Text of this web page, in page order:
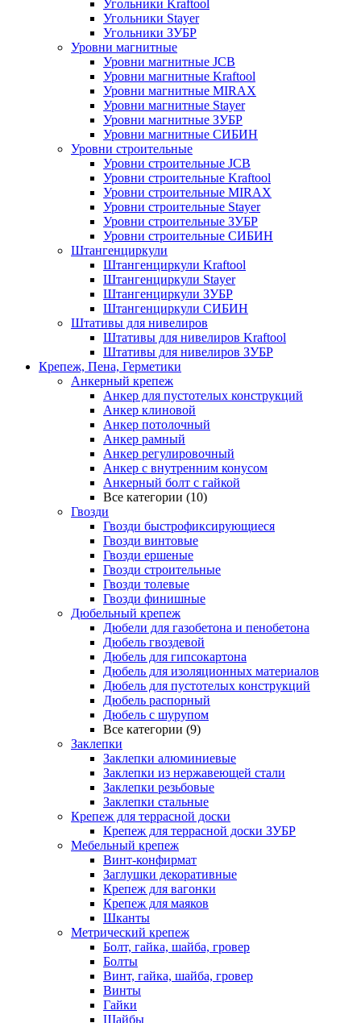
Угольники Kraftool
Угольники Stayer
Угольники ЗУБР
Уровни магнитные
Уровни магнитные JCB
Уровни магнитные Kraftool
Уровни магнитные MIRAX
Уровни магнитные Stayer
Уровни магнитные ЗУБР
Уровни магнитные СИБИН
Уровни строительные
Уровни строительные JCB
Уровни строительные Kraftool
Уровни строительные MIRAX
Уровни строительные Stayer
Уровни строительные ЗУБР
Уровни строительные СИБИН
Штангенциркули
Штангенциркули Kraftool
Штангенциркули Stayer
Штангенциркули ЗУБР
Штангенциркули СИБИН
Штативы для нивелиров
Штативы для нивелиров Kraftool
Штативы для нивелиров ЗУБР
Крепеж, Пена, Герметики
Анкерный крепеж
Анкер для пустотелых конструкций
Анкер клиновой
Анкер потолочный
Анкер рамный
Анкер регулировочный
Анкер с внутренним конусом
Анкерный болт с гайкой
Все категории (10)
Гвозди
Гвозди быстрофиксирующиеся
Гвозди винтовые
Гвозди ершеные
Гвозди строительные
Гвозди толевые
Гвозди финишные
Дюбельный крепеж
Дюбели для газобетона и пенобетона
Дюбель гвоздевой
Дюбель для гипсокартона
Дюбель для изоляционных материалов
Дюбель для пустотелых конструкций
Дюбель распорный
Дюбель с шурупом
Все категории (9)
Заклепки
Заклепки алюминиевые
Заклепки из нержавеющей стали
Заклепки резьбовые
Заклепки стальные
Крепеж для террасной доски
Крепеж для террасной доски ЗУБР
Мебельный крепеж
Винт-конфирмат
Заглушки декоративные
Крепеж для вагонки
Крепеж для маяков
Шканты
Метрический крепеж
Болт, гайка, шайба, гровер
Болты
Винт, гайка, шайба, гровер
Винты
Гайки
Шайбы